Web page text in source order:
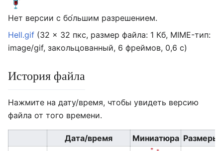
Нет версии с бо́льшим разрешением.
Hell.gif (32 × 32 пкс, размер файла: 1 Кб, MIME-тип:
image/gif, закольцованный, 6 фреймов, 0,6 с)
История файла
Нажмите на дату/время, чтобы увидеть версию
файла от того времени.
Дата/время Миниатюра Размеры